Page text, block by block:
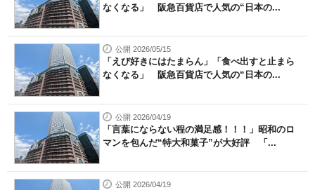
なくなる」 阪急百貨店で人気の“日本の...
公開 2026/05/15
「えび好きにはたまらん」「食べ出すと止まら
なくなる」 阪急百貨店で人気の“日本の...
公開 2026/04/19
「言葉にならない程の満足感！！！」昭和のロ
マンを包んだ“特大和菓子”が大好評 「...
公開 2026/04/19